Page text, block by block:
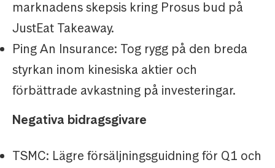
marknadens skepsis kring Prosus bud på
JustEat Takeaway.
Ping An Insurance: Tog rygg på den breda
styrkan inom kinesiska aktier och
förbättrade avkastning på investeringar.
Negativa bidragsgivare
TSMC: Lägre försäljningsguidning för Q1 och